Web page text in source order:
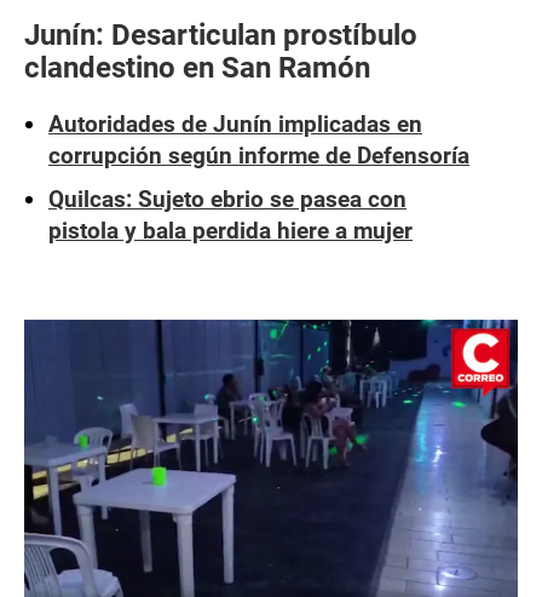
Junín: Desarticulan prostíbulo
clandestino en San Ramón
Autoridades de Junín implicadas en
corrupción según informe de Defensoría
Quilcas: Sujeto ebrio se pasea con
pistola y bala perdida hiere a mujer